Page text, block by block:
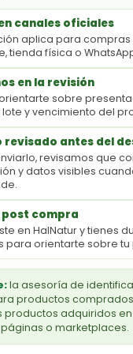
canales oficiales
aplica para compras
tienda física o
en la revisión
sobre
y vencimiento del
revisado antes del
revisamos que
y datos visibles
compra
en HalNatur y tienes
para orientarte sobre tu
la asesoría de
productos
productos adquiridos
páginas o marketplaces.